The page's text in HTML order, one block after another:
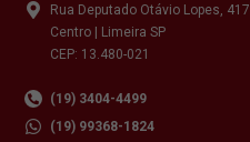
Rua Deputado Otávio Lopes, 417
Centro | Limeira SP
CEP: 13.480-021
(19) 3404-4499
(19) 99368-1824